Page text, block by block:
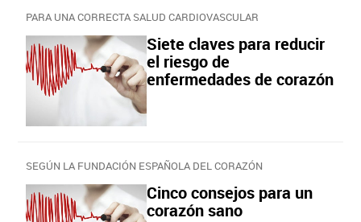
PARA UNA CORRECTA SALUD CARDIOVASCULAR
Siete claves para reducir
el riesgo de
enfermedades de corazón
SEGÚN LA FUNDACIÓN ESPAÑOLA DEL CORAZÓN
Cinco consejos para un
corazón sano